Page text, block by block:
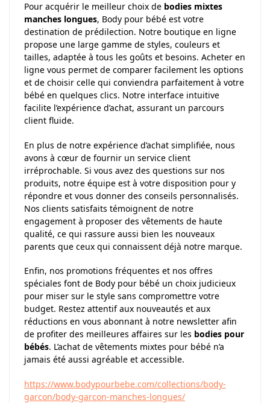
Pour acquérir le meilleur choix de bodies mixtes
manches longues, Body pour bébé est votre
destination de prédilection. Notre boutique en ligne
propose une large gamme de styles, couleurs et
tailles, adaptée à tous les goûts et besoins. Acheter en
ligne vous permet de comparer facilement les options
et de choisir celle qui conviendra parfaitement à votre
bébé en quelques clics. Notre interface intuitive
facilite l’expérience d’achat, assurant un parcours
client fluide.
En plus de notre expérience d’achat simplifiée, nous
avons à cœur de fournir un service client
irréprochable. Si vous avez des questions sur nos
produits, notre équipe est à votre disposition pour y
répondre et vous donner des conseils personnalisés.
Nos clients satisfaits témoignent de notre
engagement à proposer des vêtements de haute
qualité, ce qui rassure aussi bien les nouveaux
parents que ceux qui connaissent déjà notre marque.
Enfin, nos promotions fréquentes et nos offres
spéciales font de Body pour bébé un choix judicieux
pour miser sur le style sans compromettre votre
budget. Restez attentif aux nouveautés et aux
réductions en vous abonnant à notre newsletter afin
de profiter des meilleures affaires sur les bodies pour
bébés. L’achat de vêtements mixtes pour bébé n’a
jamais été aussi agréable et accessible.
https://www.bodypourbebe.com/collections/body-
garcon/body-garcon-manches-longues/